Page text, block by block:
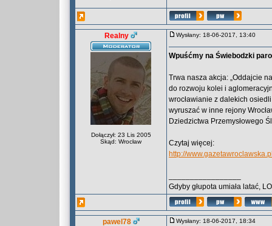
Realny
Dołączył: 23 Lis 2005
Skąd: Wrocław
Wysłany: 18-06-2017, 13:40
Wpuśćmy na Świebodzki
Trwa nasza akcja: „Oddajcie
do rozwoju kolei i
wrocławianie z dalekich
wyruszać w inne rejony
Dziedzictwa Przemysłowego
Czytaj więcej:
http://
Gdyby głupota umiała latać,
pawel78 Wysłany: 18-06-2017, 18:34